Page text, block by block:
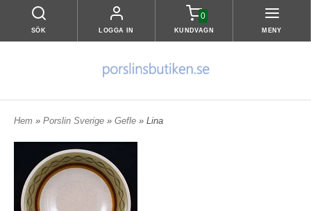
SÖK LOGGA IN
0
KUNDVAGN MENY
Hem » Porslin Sverige » Gefle » Lina